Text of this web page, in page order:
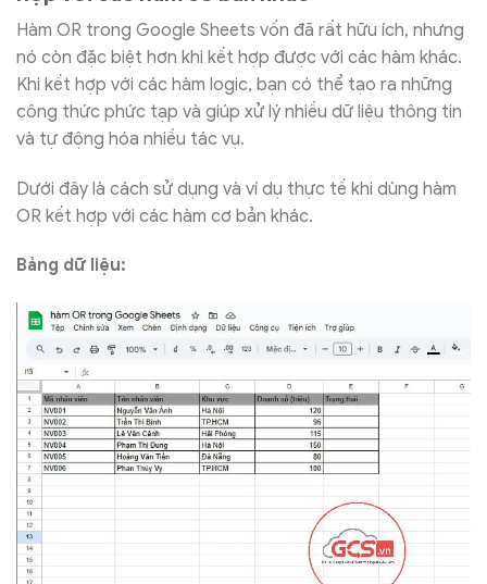
Hàm OR trong Google Sheets vốn đã rất hữu ích, nhưng
nó còn đặc biệt hơn khi kết hợp được với các hàm khác.
Khi kết hợp với các hàm logic, bạn có thể tạo ra những
công thức phức tạp và giúp xử lý nhiều dữ liệu thông tin
và tự động hóa nhiều tác vụ.
Dưới đây là cách sử dụng và ví dụ thực tế khi dùng hàm
OR kết hợp với các hàm cơ bản khác.
Bảng dữ liệu: